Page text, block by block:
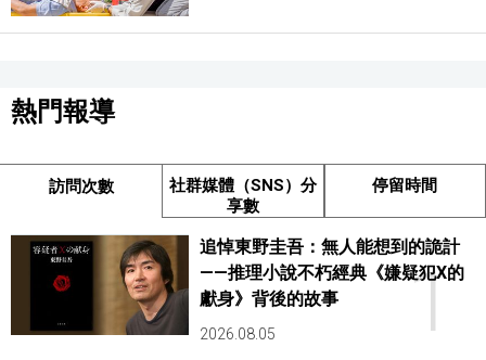
熱門報導
訪問次數
社群媒體（SNS）分
享數
停留時間
1
追悼東野圭吾：無人能想到的詭計
——推理小說不朽經典《嫌疑犯X的
獻身》背後的故事
2026.08.05